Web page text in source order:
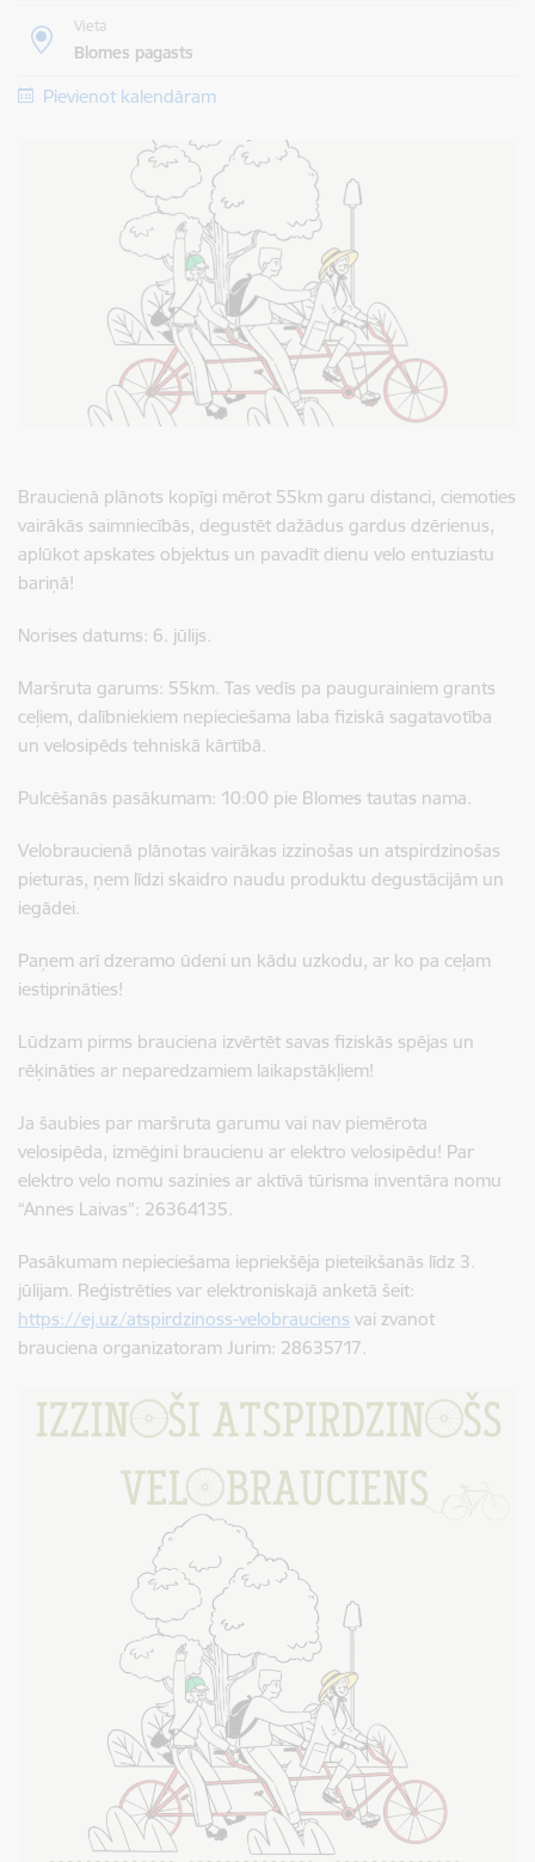
Vieta
Blomes pagasts
Pievienot kalendāram
Braucienā plānots kopīgi mērot 55km garu distanci, ciemoties
vairākās saimniecībās, degustēt dažādus gardus dzērienus,
aplūkot apskates objektus un pavadīt dienu velo entuziastu
bariņā!
Norises datums: 6. jūlijs.
Maršruta garums: 55km. Tas vedīs pa paugurainiem grants
ceļiem, dalībniekiem nepieciešama laba fiziskā sagatavotība
un velosipēds tehniskā kārtībā.
Pulcēšanās pasākumam: 10:00 pie Blomes tautas nama.
Velobraucienā plānotas vairākas izzinošas un atspirdzinošas
pieturas, ņem līdzi skaidro naudu produktu degustācijām un
iegādei.
Paņem arī dzeramo ūdeni un kādu uzkodu, ar ko pa ceļam
iestiprināties!
Lūdzam pirms brauciena izvērtēt savas fiziskās spējas un
rēķināties ar neparedzamiem laikapstākļiem!
Ja šaubies par maršruta garumu vai nav piemērota
velosipēda, izmēģini braucienu ar elektro velosipēdu! Par
elektro velo nomu sazinies ar aktīvā tūrisma inventāra nomu
“Annes Laivas”: 26364135.
Pasākumam nepieciešama iepriekšēja pieteikšanās līdz 3.
jūlijam. Reģistrēties var elektroniskajā anketā šeit:
https://ej.uz/atspirdzinoss-velobrauciens vai zvanot
brauciena organizatoram Jurim: 28635717.